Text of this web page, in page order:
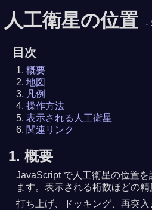
人工衛星の位置 -
目次
概要
地図
凡例
操作方法
表示される人工衛星
関連リンク
1. 概要
JavaScript で人工衛星の位置
ます。表示される桁数ほどの精
打ち上げ、ドッキング、再突